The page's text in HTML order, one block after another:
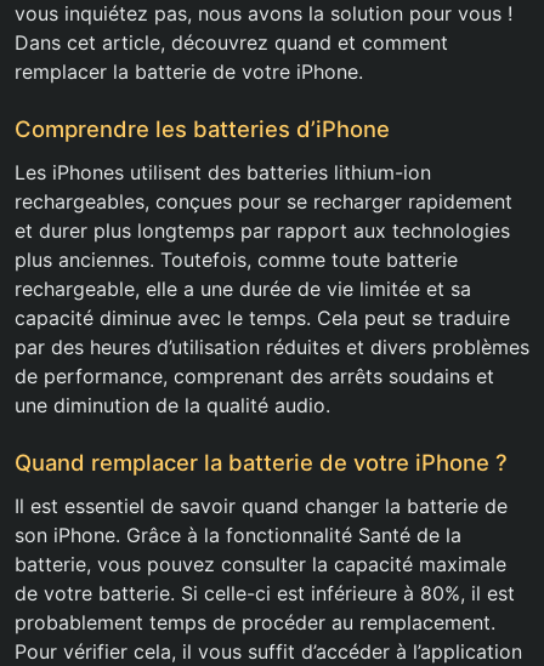
vous inquiétez pas, nous avons la solution pour vous !
Dans cet article, découvrez quand et comment
remplacer la batterie de votre iPhone.
Comprendre les batteries d’iPhone
Les iPhones utilisent des batteries lithium-ion
rechargeables, conçues pour se recharger rapidement
et durer plus longtemps par rapport aux technologies
plus anciennes. Toutefois, comme toute batterie
rechargeable, elle a une durée de vie limitée et sa
capacité diminue avec le temps. Cela peut se traduire
par des heures d’utilisation réduites et divers problèmes
de performance, comprenant des arrêts soudains et
une diminution de la qualité audio.
Quand remplacer la batterie de votre iPhone ?
Il est essentiel de savoir quand changer la batterie de
son iPhone. Grâce à la fonctionnalité Santé de la
batterie, vous pouvez consulter la capacité maximale
de votre batterie. Si celle-ci est inférieure à 80%, il est
probablement temps de procéder au remplacement.
Pour vérifier cela, il vous suffit d’accéder à l’application